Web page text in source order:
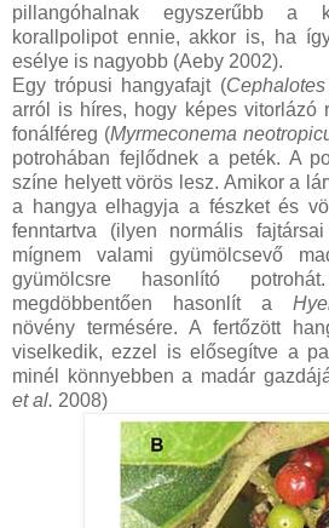
pillangóhalnak egyszerűbb a
korallpolipot ennie, akkor is, ha
esélye is nagyobb (Aeby 2002).
Egy trópusi hangyafajt (
arról is híres, hogy képes vitorlázó
fonálféreg (Myrmeconema
potrohában fejlődnek a peték. A
színe helyett vörös lesz. Amikor a
a hangya elhagyja a fészket és
fenntartva (ilyen normális
mígnem valami gyümölcsevő
gyümölcsre hasonlító
megdöbbentően hasonlít a
növény termésére. A fertőzött
viselkedik, ezzel is elősegítve a
minél könnyebben a madár
et al. 2008)